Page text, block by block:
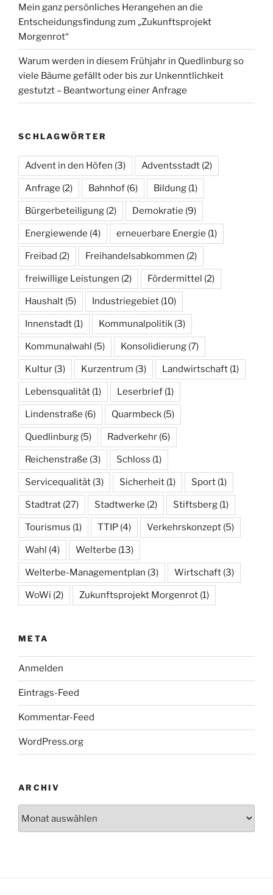
Mein ganz persönliches Herangehen an die
Entscheidungsfindung zum „Zukunftsprojekt
Morgenrot“
Warum werden in diesem Frühjahr in Quedlinburg so
viele Bäume gefällt oder bis zur Unkenntlichkeit
gestutzt – Beantwortung einer Anfrage
SCHLAGWÖRTER
Advent in den Höfen (3) Adventsstadt (2)
Anfrage (2) Bahnhof (6) Bildung (1)
Bürgerbeteiligung (2) Demokratie (9)
Energiewende (4) erneuerbare Energie (1)
Freibad (2) Freihandelsabkommen (2)
freiwillige Leistungen (2) Fördermittel (2)
Haushalt (5) Industriegebiet (10)
Innenstadt (1) Kommunalpolitik (3)
Kommunalwahl (5) Konsolidierung (7)
Kultur (3) Kurzentrum (3) Landwirtschaft (1)
Lebensqualität (1) Leserbrief (1)
Lindenstraße (6) Quarmbeck (5)
Quedlinburg (5) Radverkehr (6)
Reichenstraße (3) Schloss (1)
Servicequalität (3) Sicherheit (1) Sport (1)
Stadtrat (27) Stadtwerke (2) Stiftsberg (1)
Tourismus (1) TTIP (4) Verkehrskonzept (5)
Wahl (4) Welterbe (13)
Welterbe-Managementplan (3) Wirtschaft (3)
WoWi (2) Zukunftsprojekt Morgenrot (1)
META
Anmelden
Eintrags-Feed
Kommentar-Feed
WordPress.org
ARCHIV